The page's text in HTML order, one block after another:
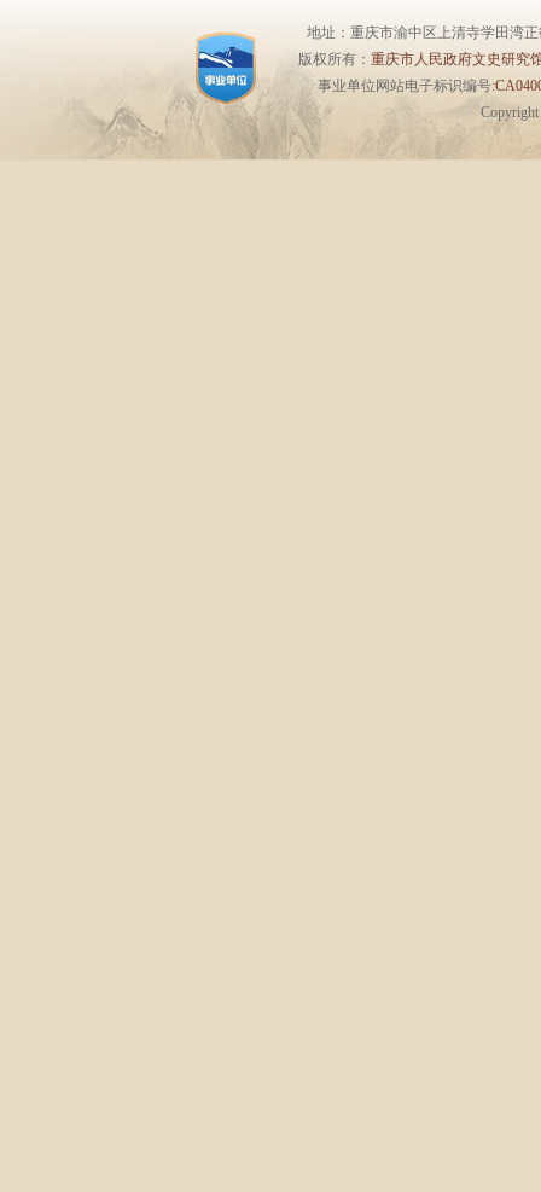
地址：重庆市渝中区上清寺学田湾
版权所有： 重庆市人民政府文史研究
事业单位网站电子标识编号: